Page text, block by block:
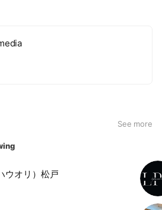
See more
ウオリ）松戸